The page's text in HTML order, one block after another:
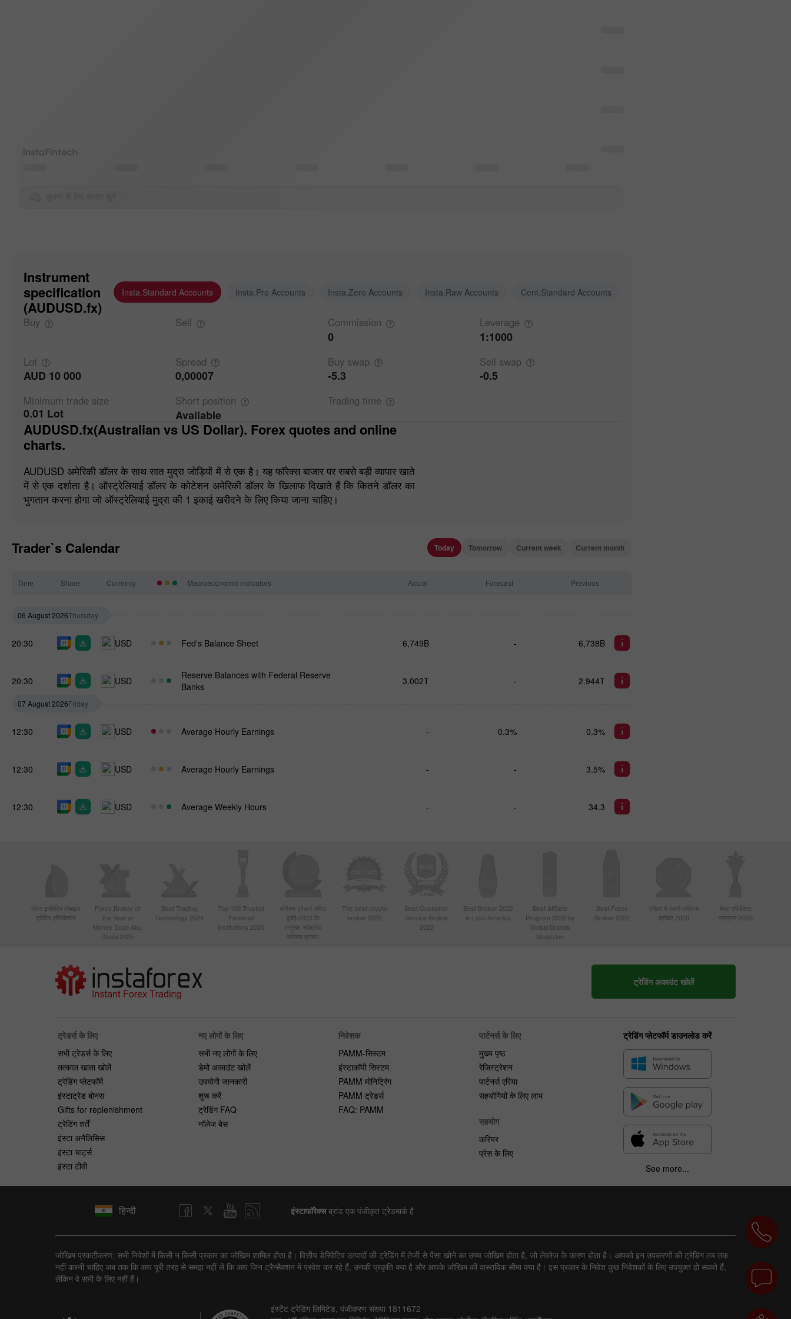
Instrument
specification
(AUDUSD.fx)
Insta.Standard Accounts Insta.Pro Accounts Insta.Zero Accounts Insta.Raw Accounts Cent.Standard Accounts
Buy Sell Commission
0
Leverage
1:1000
Lot
AUD 10 000
Spread
0,00007
Buy swap
-5.3
Sell swap
-0.5
Minimum trade size
0.01 Lot
Short position
Available
Trading time
AUDUSD.fx(Australian vs US Dollar). Forex quotes and online
charts.
AUDUSD अमेरिकी डॉलर के साथ सात मुद्रा जोड़ियों में से एक है। यह फॉरेक्स बाजार पर सबसे बड़ी व्यापार खाते
में से एक दर्शाता है। ऑस्ट्रेलियाई डॉलर के कोटेशन अमेरिकी डॉलर के खिलाफ दिखाते हैं कि कितने डॉलर का
भुगतान करना होगा जो ऑस्ट्रेलियाई मुद्रा की 1 इकाई खरीदने के लिए किया जाना चाहिए।
Trader`s Calendar Today Tomorrow Current week Current month
Time Share Currency Macroeconomic indicators Actual Forecast Previous
06 August 2026Thursday
20:30 USD Fed's Balance Sheet 6,749B - 6,738B
20:30 USD
Reserve Balances with Federal Reserve
Banks
3.002T - 2.944T
07 August 2026Friday
12:30 USD Average Hourly Earnings - 0.3% 0.3%
12:30 USD Average Hourly Earnings - - 3.5%
12:30 USD Average Weekly Hours - - 34.3
मोस्ट इनोवेटिव मोबाइल
ट्रेडिंग एप्लिकेशन
Forex Broker of
the Year at
Money Expo Abu
Dhabi 2025
Best Trading
Technology 2024
Top 100 Trusted
Financial
Institutions 2024
फोरेक्स ट्रेडर्स समिट
दुबई-2023 के
अनुसार सर्वश्रेष्ठ
फोरेक्स ब्रोकर
The best crypto
broker 2022
Best Customer
Service Broker
2022
Best Broker 2022
in Latin America
Best Affiliate
Program 2022 by
Global Brands
Magazine
Best Forex
Broker 2022
एशिया में सबसे सक्रिय
ब्रोकर 2020
बेस्ट एफिलिएट
प्रोग्राम 2020
ट्रेडिंग अकाउंट खोलें
ट्रेडर्स के लिए
सभी ट्रेडर्स के लिए
तत्काल खाता खोलें
ट्रेडिंग प्लेटफॉर्म
इंस्टाट्रेड बोनस
Gifts for replenishment
ट्रेडिंग शर्तें
इंस्टा अनैलिसिस
इंस्टा चार्ट्स
इंस्टा टीवी
नए लोगों के लिए
सभी नए लोगों के लिए
डेमो अकाउंट खोलें
उपयोगी जानकारी
शुरू करें
ट्रेडिंग FAQ
नॉलेज बेस
निवेशक
PAMM-सिस्टम
इंस्टाकॉपी सिस्टम
PAMM मोनिट्रिंग
PAMM ट्रेडर्स
FAQ: PAMM
पार्टनर्स के लिए
मुख्य पृष्ठ
रेजिस्ट्रेशन
पार्टनर्स एरिया
सहयोगियों के लिए लाभ
सहयोग
करियर
प्रेस के लिए
ट्रेडिंग प्लेटफॉर्म डाउनलोड करें
See more...
हिन्दी इंस्टाफॉरेक्सब्रांड एक पंजीकृत ट्रेडमार्क है
जोखिम प्रकटीकरण: सभी निवेशों में किसी न किसी प्रकार का जोखिम शामिल होता है। वित्तीय डेरिवेटिव उत्पादों की ट्रेडिंग में तेजी से पैसा खोने का उच्च जोखिम होता है, जो लेवरेज के कारण होता है। आपको इन उपकरणों की ट्रेडिंग तब तक
नहीं करनी चाहिए जब तक कि आप पूरी तरह से समझ नहीं लें कि आप जिन ट्रैन्सैक्शन में प्रवेश कर रहे हैं, उनकी प्रकृति क्या है और आपके जोखिम की वास्तविक सीमा क्या है। इस प्रकार के निवेश कुछ निवेशकों के लिए उपयुक्त हो सकते हैं,
लेकिन वे सभी के लिए नहीं हैं।
इंस्टेंट ट्रेडिंग लिमिटेड, पंजीकरण संख्या 1811672